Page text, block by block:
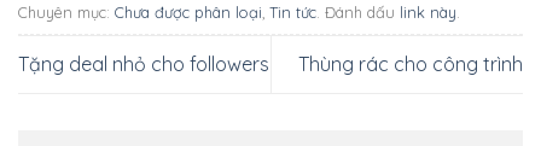
Chuyên mục: Chưa được phân loại Tin tức . Đánh dấu link này
Tặng deal nhỏ cho followers Thùng rác cho công trình